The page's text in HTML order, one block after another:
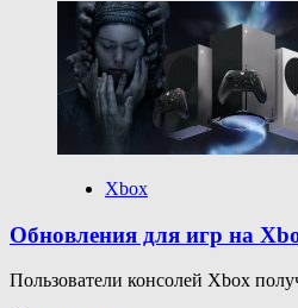
о
Конец
эпохи:
Assassin’s
Creed
Shadows
на
и
PlayStation
4
Xbox
Обновления для игр на
Пользователи консолей Xbox